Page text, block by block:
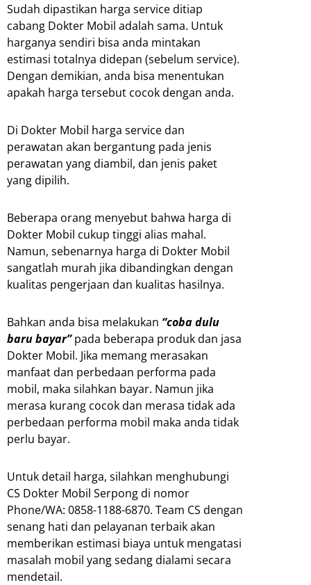
Sudah dipastikan harga service ditiap
cabang Dokter Mobil adalah sama. Untuk
harganya sendiri bisa anda mintakan
estimasi totalnya didepan (sebelum service).
Dengan demikian, anda bisa menentukan
apakah harga tersebut cocok dengan anda.
Di Dokter Mobil harga service dan
perawatan akan bergantung pada jenis
perawatan yang diambil, dan jenis paket
yang dipilih.
Beberapa orang menyebut bahwa harga di
Dokter Mobil cukup tinggi alias mahal.
Namun, sebenarnya harga di Dokter Mobil
sangatlah murah jika dibandingkan dengan
kualitas pengerjaan dan kualitas hasilnya.
Bahkan anda bisa melakukan “coba dulu
baru bayar”pada beberapa produk dan jasa
Dokter Mobil. Jika memang merasakan
manfaat dan perbedaan performa pada
mobil, maka silahkan bayar. Namun jika
merasa kurang cocok dan merasa tidak ada
perbedaan performa mobil maka anda tidak
perlu bayar.
Untuk detail harga, silahkan menghubungi
CS Dokter Mobil Serpong di nomor
Phone/WA: 0858-1188-6870. Team CS dengan
senang hati dan pelayanan terbaik akan
memberikan estimasi biaya untuk mengatasi
masalah mobil yang sedang dialami secara
mendetail.